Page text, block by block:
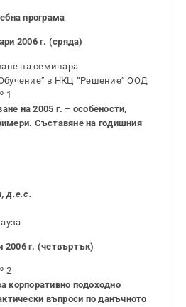
програма
2006 г. (сряда)
на семинара
в НКЦ “Решение” ООД
1
на 2005 г. – особености,
Съставяне на годишния
д.е.с.
2006 г. (четвъртък)
2
корпоративно подоходно
въпроси по данъчното